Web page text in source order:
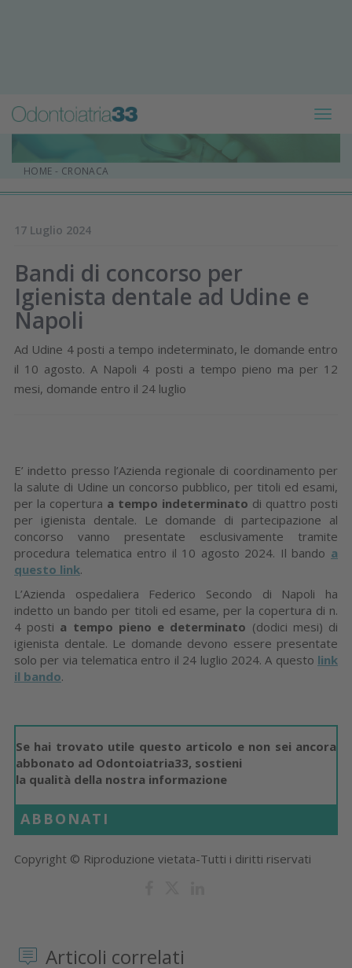
HOME - CRONACA
17 Luglio 2024
Bandi di concorso per
Igienista dentale ad Udine e
Napoli
Ad Udine 4 posti a tempo indeterminato, le domande entro
il 10 agosto. A Napoli 4 posti a tempo pieno ma per 12
mesi, domande entro il 24 luglio
E’ indetto presso l’Azienda regionale di coordinamento per
la salute di Udine un concorso pubblico, per titoli ed esami,
per la copertura a tempo indeterminato di quattro posti
per igienista dentale. Le domande di partecipazione al
concorso vanno presentate esclusivamente tramite
procedura telematica entro il 10 agosto 2024. Il bando a
questo link.
L’Azienda ospedaliera Federico Secondo di Napoli ha
indetto un bando per titoli ed esame, per la copertura di n.
4 posti a tempo pieno e determinato (dodici mesi) di
igienista dentale. Le domande devono essere presentate
solo per via telematica entro il 24 luglio 2024. A questo link
il bando.
Se hai trovato utile questo articolo e non sei ancora
abbonato ad Odontoiatria33, sostieni
la qualità della nostra informazione
ABBONATI
Copyright © Riproduzione vietata-Tutti i diritti riservati
Articoli correlati